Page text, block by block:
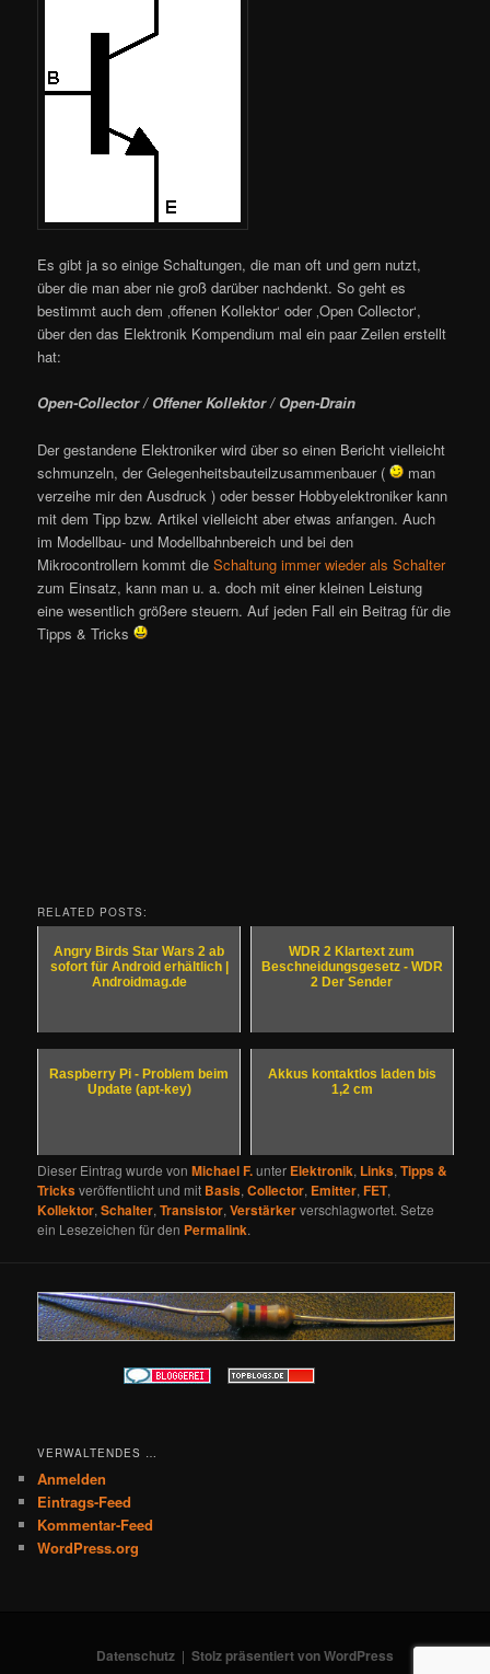
Es gibt ja so einige Schaltungen, die man oft und gern nutzt,
über die man aber nie groß darüber nachdenkt. So geht es
bestimmt auch dem ‚offenen Kollektor‘ oder ‚Open Collector‘,
über den das Elektronik Kompendium mal ein paar Zeilen erstellt
hat:
Open-Collector / Offener Kollektor / Open-Drain
Der gestandene Elektroniker wird über so einen Bericht vielleicht
schmunzeln, der Gelegenheitsbauteilzusammenbauer (
man
verzeihe mir den Ausdruck ) oder besser Hobbyelektroniker kann
mit dem Tipp bzw. Artikel vielleicht aber etwas anfangen. Auch
im Modellbau- und Modellbahnbereich und bei den
Mikrocontrollern kommt dieSchaltung immer wieder als Schalter
zum Einsatz, kann man u. a. doch mit einer kleinen Leistung
eine wesentlich größere steuern. Auf jeden Fall ein Beitrag für die
Tipps & Tricks
RELATED POSTS:
Angry Birds Star Wars 2 ab
sofort für Android erhältlich |
Androidmag.de
WDR 2 Klartext zum
Beschneidungsgesetz - WDR
2 Der Sender
Raspberry Pi - Problem beim
Update (apt-key)
Akkus kontaktlos laden bis
1,2 cm
Dieser Eintrag wurde vonMichael F.unter Elektronik, Links,Tipps &
Tricksveröffentlicht und mit Basis,Collector, Emitter,FET,
Kollektor,Schalter,Transistor,Verstärkerverschlagwortet. Setze
ein Lesezeichen für den Permalink.
VERWALTENDES …
Anmelden
Eintrags-Feed
Kommentar-Feed
WordPress.org
Datenschutz Stolz präsentiert von WordPress